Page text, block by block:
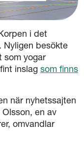
i det
Nyligen besökte
som yogar
inslag som finns
när nyhetssajten
en av
omvandlar